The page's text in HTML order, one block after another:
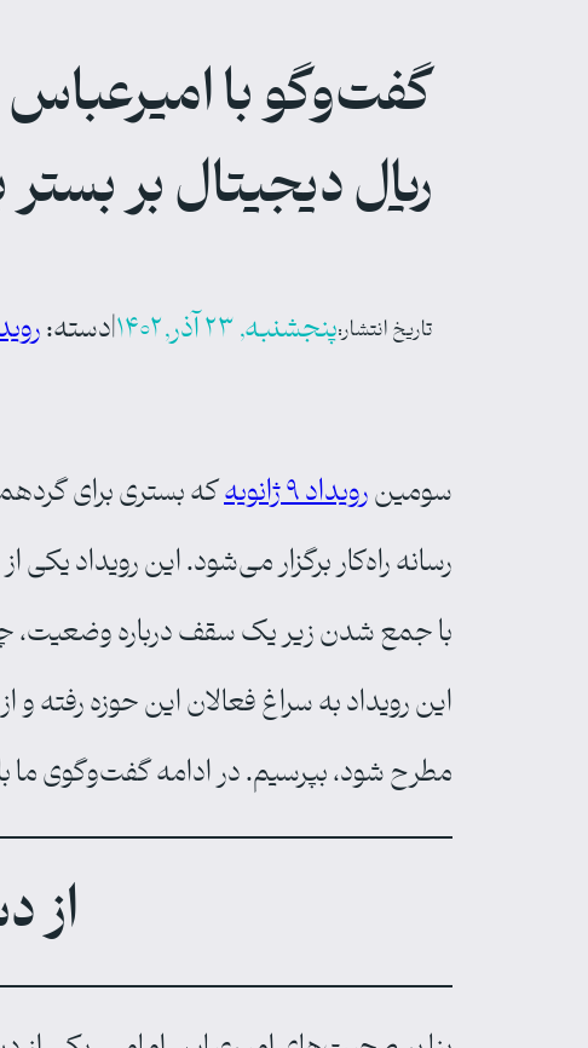
ریال دیجیتال بر
تاریخ انتشار:پنجشنبه, ۲۳ آذر, ۱۴۰۲ |دسته‌:رویداد
سومینرویداد ۹ ژانویه که بستری برای
رسانه راه‌کار برگزار می‌شود. این رویداد
با جمع شدن زیر یک سقف درباره وضعیت،
این رویداد به سراغ فعالان این حوزه رفته
مطرح شود، بپرسیم. در ادامه گفت‌وگوی ما
از